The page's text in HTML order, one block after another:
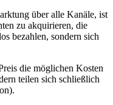
über alle Kanäle, ist
zu akquirieren, die
bezahlen, sondern sich
die möglichen Kosten
teilen sich schließlich